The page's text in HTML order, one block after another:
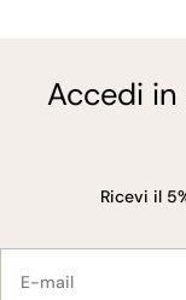
Accedi
Ricevi il
mail